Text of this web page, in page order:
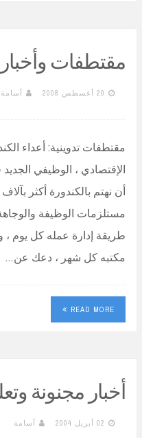
مقتطفات وأخبار
20 أغسطس 2008 أسامة
مقتطفات تدوينية: أعداء
الإقتصادي ، الوظيفي
أن نهتم بالكندورة أكثر
مستلزمات الوظيفة
طريقة إدارة عمله كل يوم
مكتبه كل شهر ، دعك عن…
READ MORE
أخبار مجنونة
02 أبريل 2004 أسامة